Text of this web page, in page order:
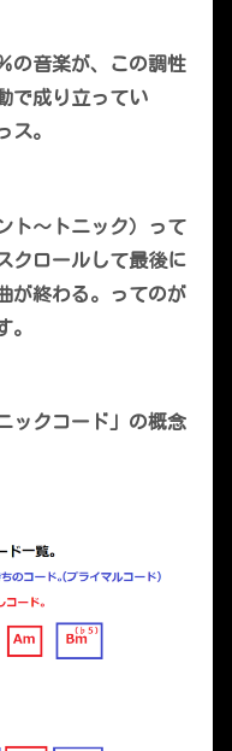
の音楽が、この調性
で成り立ってい
ス。
ト～トニック）って
クロールして最後に
が終わる。ってのが
。
ックコード」の概念